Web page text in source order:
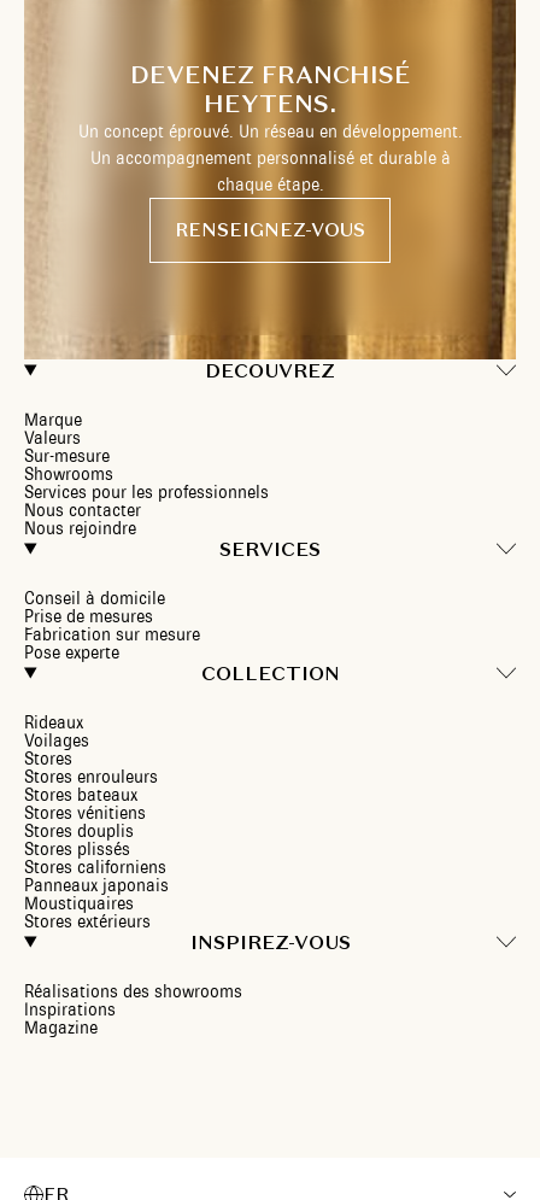
DECOUVREZ
Marque
Valeurs
Sur-mesure
Showrooms
Services pour les professionnels
Nous contacter
Nous rejoindre
SERVICES
Conseil à domicile
Prise de mesures
Fabrication sur mesure
Pose experte
COLLECTION
Rideaux
Voilages
Stores
Stores enrouleurs
Stores bateaux
Stores vénitiens
Stores douplis
Stores plissés
Stores californiens
Panneaux japonais
Moustiquaires
Stores extérieurs
INSPIREZ-VOUS
Réalisations des showrooms
Inspirations
Magazine
DEVENEZ FRANCHISÉ
HEYTENS.
Un concept éprouvé. Un réseau en développement.
Un accompagnement personnalisé et durable à
chaque étape.
RENSEIGNEZ-VOUS
FR